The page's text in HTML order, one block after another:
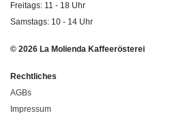
Freitags: 11 - 18 Uhr
Samstags: 10 - 14 Uhr
© 2026 La Molienda Kaffeerösterei
Rechtliches
AGBs
Impressum